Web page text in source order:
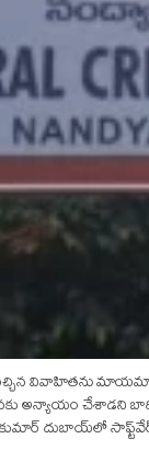
వివాహితను
అన్యాయం చేశాడని
దుబాయ్‌లో